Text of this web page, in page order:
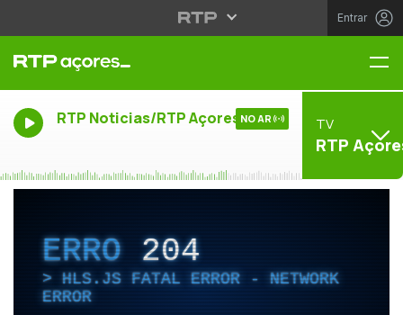
Entrar
RTP Noticias/RTP Açores NO AR TV
RTP
ERRO204
HLS.JS FATAL ERROR - NETWORK
ERROR